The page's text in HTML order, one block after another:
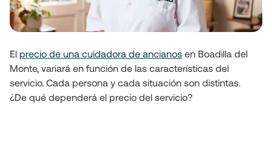
El precio de una cuidadora de ancianos en Boadilla del
Monte, variará en función de las características del
servicio. Cada persona y cada situación son distintas.
¿De qué dependerá el precio del servicio?